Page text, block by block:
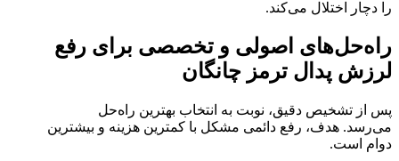
را دچار اختلال می‌کند.
راه‌حل‌های اصولی و تخصصی برای رفع
لرزش پدال ترمز چانگان
پس از تشخیص دقیق، نوبت به انتخاب بهترین راه‌حل
می‌رسد. هدف، رفع دائمی مشکل با کمترین هزینه و بیشترین
دوام است.